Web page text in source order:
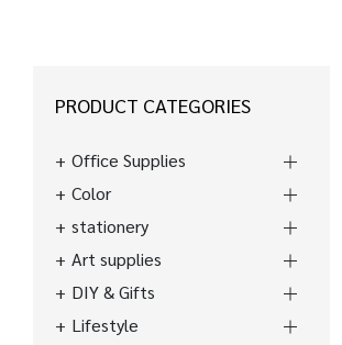
PRODUCT CATEGORIES
Office Supplies
Color
stationery
Art supplies
DIY & Gifts
Lifestyle